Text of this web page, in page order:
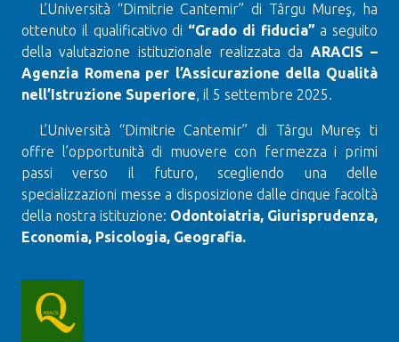
L’Università “Dimitrie Cantemir” di Târgu Mureş, ha
ottenuto il qualificativo di “Grado di fiducia” a seguito
della valutazione istituzionale realizzata da ARACIS –
Agenzia Romena per l’Assicurazione della Qualità
nell’Istruzione Superiore, il 5 settembre 2025.
L’Università “Dimitrie Cantemir” di Târgu Mureș ti
offre l’opportunità di muovere con fermezza i primi
passi verso il futuro, scegliendo una delle
specializzazioni messe a disposizione dalle cinque facoltà
della nostra istituzione: Odontoiatria, Giurisprudenza,
Economia, Psicologia, Geografia.